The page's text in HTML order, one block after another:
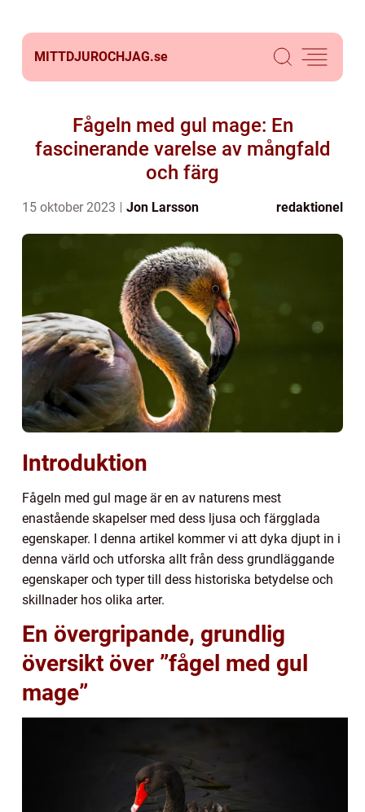
MITTDJUROCHJAG.se
Fågeln med gul mage: En
fascinerande varelse av mångfald
och färg
15 oktober 2023 Jon Larsson redaktionel
Introduktion
Fågeln med gul mage är en av naturens mest
enastående skapelser med dess ljusa och färgglada
egenskaper. I denna artikel kommer vi att dyka djupt in i
denna värld och utforska allt från dess grundläggande
egenskaper och typer till dess historiska betydelse och
skillnader hos olika arter.
En övergripande, grundlig
översikt över ”fågel med gul
mage”